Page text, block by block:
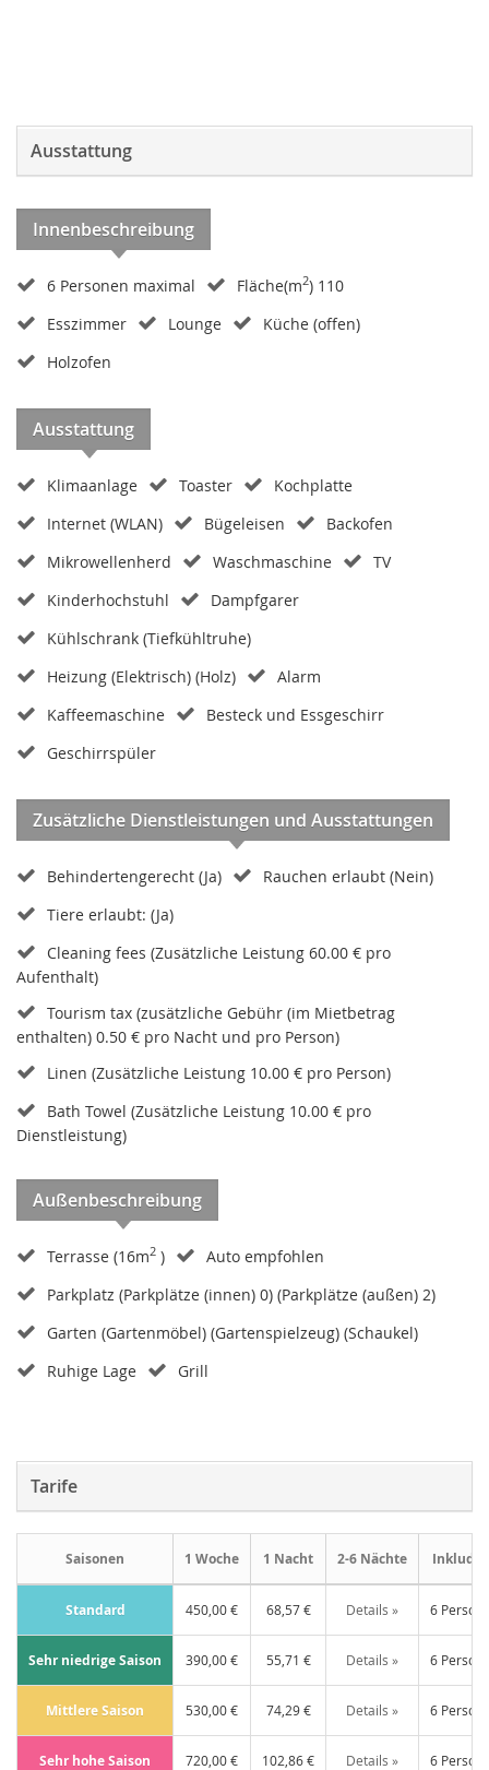
Ausstattung
Innenbeschreibung
6 Personen maximal Fläche(m2) 110
Esszimmer
Lounge
Küche (offen)
Holzofen
Ausstattung
Klimaanlage Toaster
Kochplatte
Internet (WLAN)
Bügeleisen
Backofen
Mikrowellenherd
Waschmaschine
TV
Kinderhochstuhl
Dampfgarer
Kühlschrank (Tiefkühltruhe)
Heizung (Elektrisch) (Holz)
Alarm
Kaffeemaschine
Besteck und Essgeschirr
Geschirrspüler
Zusätzliche Dienstleistungen und Ausstattungen
Behindertengerecht (Ja)
Rauchen erlaubt (Nein)
Tiere erlaubt: (Ja)
Cleaning fees (Zusätzliche Leistung 60.00 € pro
Aufenthalt)
Tourism tax (zusätzliche Gebühr (im Mietbetrag
enthalten) 0.50 € pro Nacht und pro Person)
Linen (Zusätzliche Leistung 10.00 € pro Person)
Bath Towel (Zusätzliche Leistung 10.00 € pro
Dienstleistung)
Außenbeschreibung
Terrasse (16m2 )
Auto empfohlen
Parkplatz (Parkplätze (innen) 0) (Parkplätze (außen) 2)
Garten (Gartenmöbel) (Gartenspielzeug) (Schaukel)
Ruhige Lage
Grill
Tarife
Saisonen 1 Woche 1 Nacht 2-6 Nächte
Standard 450,00 € 68,57 € Details » 6
Sehr niedrige Saison 390,00 € 55,71 € Details » 6
Mittlere Saison 530,00 € 74,29 € Details » 6
Sehr hohe Saison 720,00 € 102,86 € Details » 6